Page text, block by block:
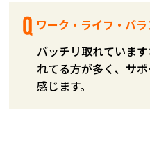
ワーク・ライフ・バ
バッチリ取れていま
れてる方が多く、サ
感じます。